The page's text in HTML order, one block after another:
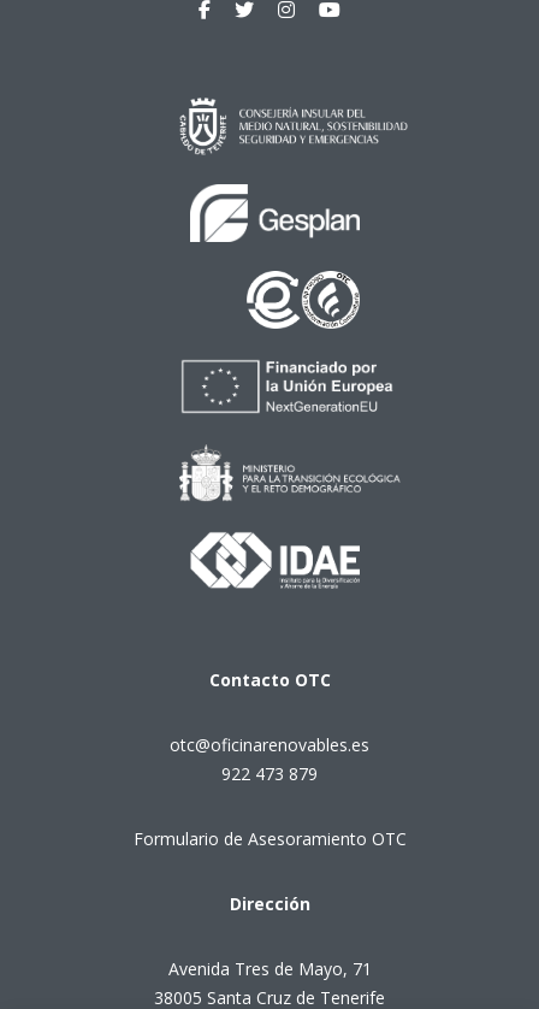
Contacto OTC
otc@oficinarenovables.es
922 473 879
Formulario de Asesoramiento OTC
Dirección
Avenida Tres de Mayo, 71
38005 Santa Cruz de Tenerife